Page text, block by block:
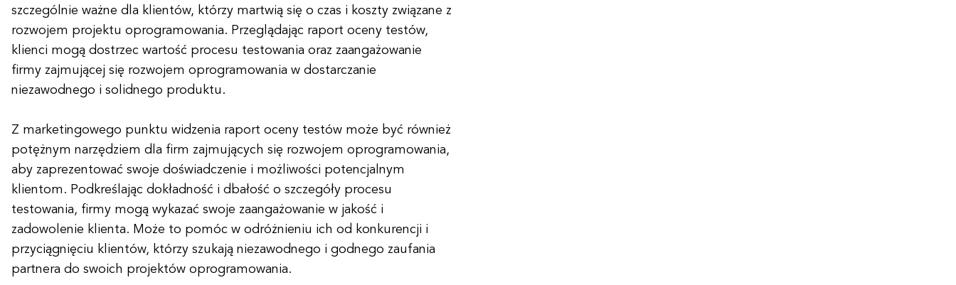
szczególnie ważne dla klientów, którzy martwią się o czas i koszty związane z
rozwojem projektu oprogramowania. Przeglądając raport oceny testów,
klienci mogą dostrzec wartość procesu testowania oraz zaangażowanie
firmy zajmującej się rozwojem oprogramowania w dostarczanie
niezawodnego i solidnego produktu.
Z marketingowego punktu widzenia raport oceny testów może być również
potężnym narzędziem dla firm zajmujących się rozwojem oprogramowania,
aby zaprezentować swoje doświadczenie i możliwości potencjalnym
klientom. Podkreślając dokładność i dbałość o szczegóły procesu
testowania, firmy mogą wykazać swoje zaangażowanie w jakość i
zadowolenie klienta. Może to pomóc w odróżnieniu ich od konkurencji i
przyciągnięciu klientów, którzy szukają niezawodnego i godnego zaufania
partnera do swoich projektów oprogramowania.